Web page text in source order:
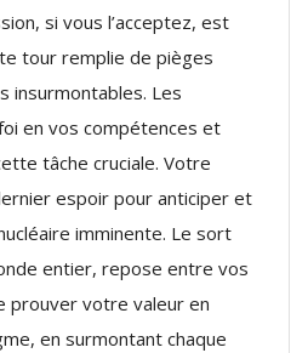
si vous l’acceptez, est
tour remplie de pièges
insurmontables. Les
en vos compétences et
tâche cruciale. Votre
espoir pour anticiper et
imminente. Le sort
entier, repose entre vos
prouver votre valeur en
en surmontant chaque